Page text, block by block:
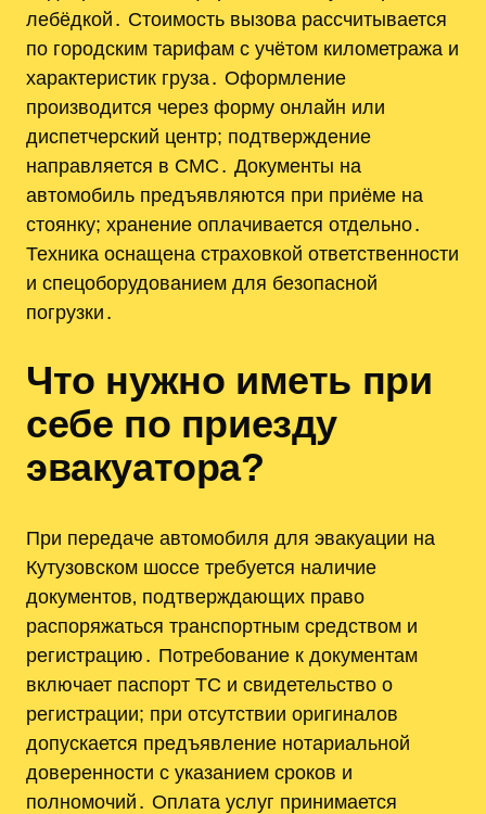
лебёдкой․ Стоимость вызова рассчитывается
по городским тарифам с учётом километража и
характеристик груза․ Оформление
производится через форму онлайн или
диспетчерский центр; подтверждение
направляется в СМС․ Документы на
автомобиль предъявляются при приёме на
стоянку; хранение оплачивается отдельно․
Техника оснащена страховкой ответственности
и спецоборудованием для безопасной
погрузки․
Что нужно иметь при
себе по приезду
эвакуатора?
При передаче автомобиля для эвакуации на
Кутузовском шоссе требуется наличие
документов‚ подтверждающих право
распоряжаться транспортным средством и
регистрацию․ Потребование к документам
включает паспорт ТС и свидетельство о
регистрации; при отсутствии оригиналов
допускается предъявление нотариальной
доверенности с указанием сроков и
полномочий․ Оплата услуг принимается